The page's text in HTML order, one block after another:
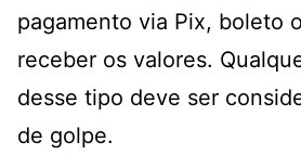
pagamento via Pix, boleto
receber os valores.
desse tipo deve ser
de golpe.